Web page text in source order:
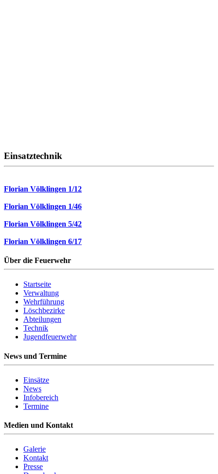
Einsatztechnik
Florian Völklingen 1/12
Florian Völklingen 1/46
Florian Völklingen 5/42
Florian Völklingen 6/17
Über die Feuerwehr
Startseite
Verwaltung
Wehrführung
Löschbezirke
Abteilungen
Technik
Jugendfeuerwehr
News und Termine
Einsätze
News
Infobereich
Termine
Medien und Kontakt
Galerie
Kontakt
Presse